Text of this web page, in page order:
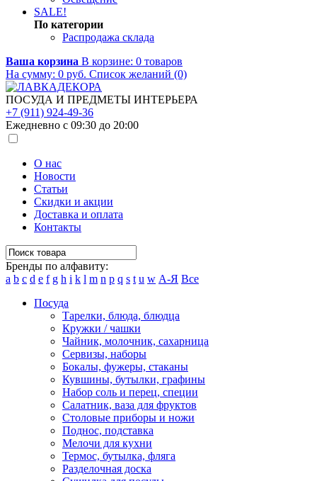
SALE!
По категории
Распродажа склада
Ваша корзина В корзине: 0 товаров
На сумму: 0 руб. Список желаний (0)
ПОСУДА И ПРЕДМЕТЫ ИНТЕРЬЕРА
+7 (911) 924-49-36
Ежедневно с 09:30 до 20:00
О нас
Новости
Статьи
Скидки и акции
Доставка и оплата
Контакты
Бренды по алфавиту:
a b c d e f g h i k l m n p q s t u w А-Я Все
Посуда
Тарелки, блюда, блюдца
Кружки / чашки
Чайник, молочник, сахарница
Сервизы, наборы
Бокалы, фужеры, стаканы
Кувшины, бутылки, графины
Набор соль и перец, специи
Салатник, ваза для фруктов
Столовые приборы и ножи
Поднос, подставка
Мелочи для кухни
Термос, бутылка, фляга
Разделочная доска